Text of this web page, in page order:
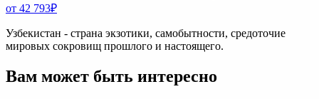
от 42 793₽
Узбекистан - страна экзотики, самобытности, средоточие
мировых сокровищ прошлого и настоящего.
Вам может быть интересно